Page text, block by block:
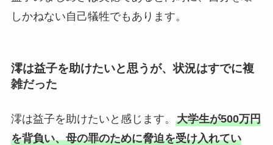
しかねない自己犠牲でもあります。
澪は益子を助けたいと思うが、状況はすでに複
雑だった
澪は益子を助けたいと感じます。 大学生が500万円
を背負い、母の罪のために脅迫を受け入れてい